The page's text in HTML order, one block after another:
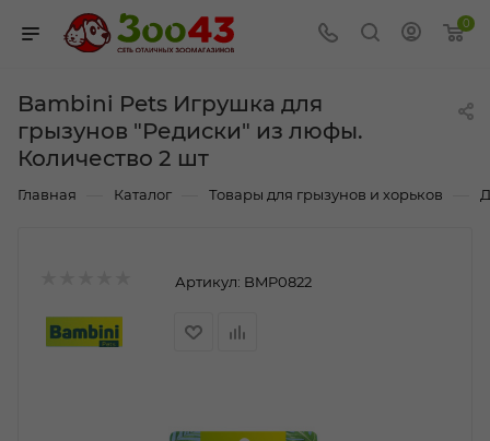
0
Bambini Pets Игрушка для
грызунов "Редиски" из люфы.
Количество 2 шт
Главная Каталог Товары для грызунов и хорьков
Артикул: BMP0822